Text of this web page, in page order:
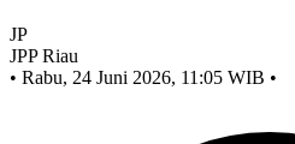
JP
JPP Riau
• Rabu, 24 Juni 2026, 11:05 WIB •